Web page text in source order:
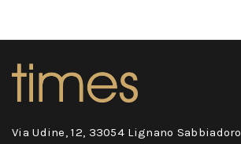
Via Udine, 12, 33054 Lignano Sabbiadoro